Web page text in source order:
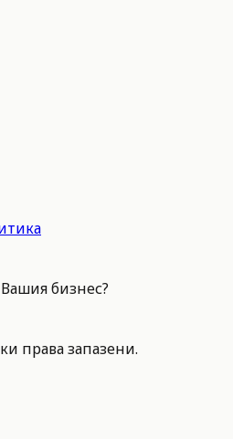
бизнес?
права запазени.